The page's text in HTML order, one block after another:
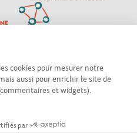
cookies pour mesurer notre
aussi pour enrichir le site de
et widgets).
par
contact : Echosciences
social des amateurs de
territoire
confidentialité